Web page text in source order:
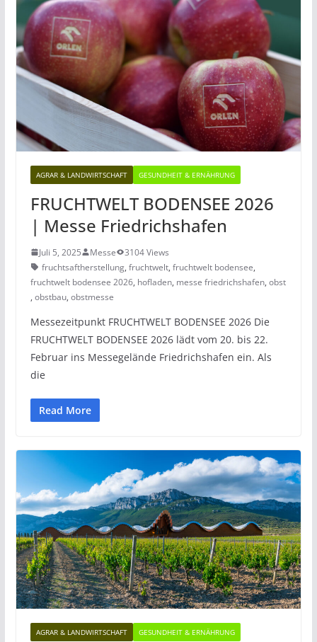
AGRAR & LANDWIRTSCHAFT GESUNDHEIT & ERNÄHRUNG
FRUCHTWELT BODENSEE 2026
| Messe Friedrichshafen
Juli 5, 2025 Messe
3104 Views
fruchtsaftherstellung, fruchtwelt, fruchtwelt bodensee,
fruchtwelt bodensee 2026, hofladen, messe friedrichshafen, obst
, obstbau, obstmesse
Messezeitpunkt FRUCHTWELT BODENSEE 2026 Die
FRUCHTWELT BODENSEE 2026 lädt vom 20. bis 22.
Februar ins Messegelände Friedrichshafen ein. Als
die
Read More
AGRAR & LANDWIRTSCHAFT GESUNDHEIT & ERNÄHRUNG